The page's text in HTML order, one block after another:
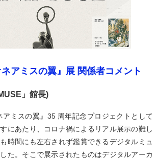
ネアミスの翼』展 関係者コメント
」館長)
アミスの翼』35 周年記念プロジェクトとして
にあたり、コロナ禍によるリアル展示の難し
時間にも左右されず鑑賞できるデジタルミュ
た。そこで展示されたものはデジタルアーカ